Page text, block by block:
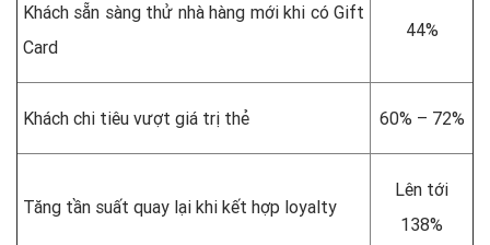
Khách sẵn sàng thử nhà hàng mới khi có Gift
Card
44%
Khách chi tiêu vượt giá trị thẻ 60% – 72%
Tăng tần suất quay lại khi kết hợp loyalty
Lên tới
138%